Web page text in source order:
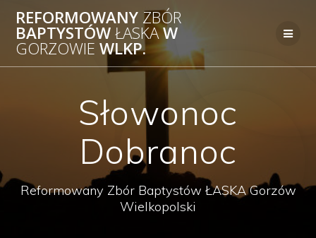
Przejdź
do
treści
REFORMOWANY ZBÓR
BAPTYSTÓWŁASKAW
GORZOWIE WLKP.
Słowonoc
Dobranoc
Reformowany Zbór Baptystów ŁASKA Gorzów
Wielkopolski